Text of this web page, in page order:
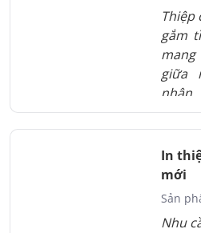
Thiệp
gắm
giữa
triển,
quan
và giá
in
lời
trang
thức
In
mới
Sản
Nhu